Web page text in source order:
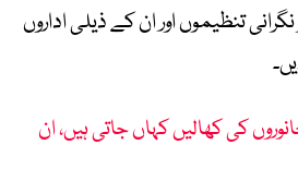
تنظیموں اور ان کے ذیلی اداروں
کی کھالیں کہاں جاتی ہیں، ان